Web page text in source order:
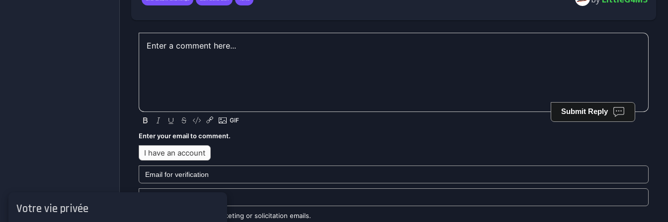
Votre vie privée
Submit Reply
Enter your email to comment.
I have an account
We won't send you any marketing or solicitation emails.